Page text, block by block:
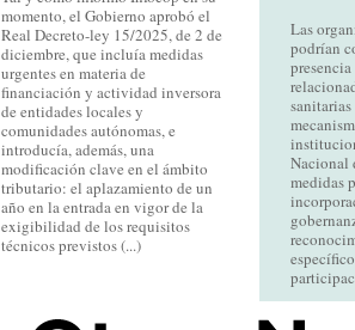
momento, el Gobierno aprobó el
Real Decreto-ley 15/2025, de 2 de
diciembre, que incluía medidas
urgentes en materia de
financiación y actividad inversora
de entidades locales y
comunidades autónomas, e
introducía, además, una
modificación clave en el ámbito
tributario: el aplazamiento de un
año en la entrada en vigor de la
exigibilidad de los requisitos
técnicos previstos (...)
Las
podrían
Nacional
medidas